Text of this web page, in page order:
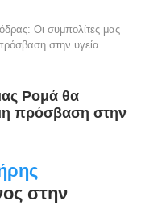
Οι συμπολίτες μας
στην υγεία
Ρομά θα
πρόσβαση στην
στην